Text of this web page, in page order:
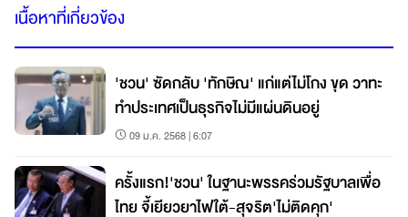
เนื้อหาที่เกี่ยวข้อง
'ชวน' ซัดกลับ 'ทักษิณ' แก่แต่ไม่โกง ขุด วาทะ
ทำประเทศเป็นธุรกิจไม่มีแผ่นดินอยู่
09 ม.ค. 2568 | 6:07
ครั้งแรก!'ชวน' ในฐานะพรรคร่วมรัฐบาลเพื่อ
ไทย จี้เยียวยาไฟใต้-สุจริต'ไม่ติดคุก'